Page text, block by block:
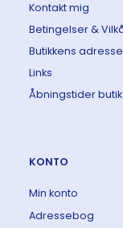
Kontakt mig
Betingelser &
Butikkens adresse
Links
Åbningstider
KONTO
Min konto
Adressebog